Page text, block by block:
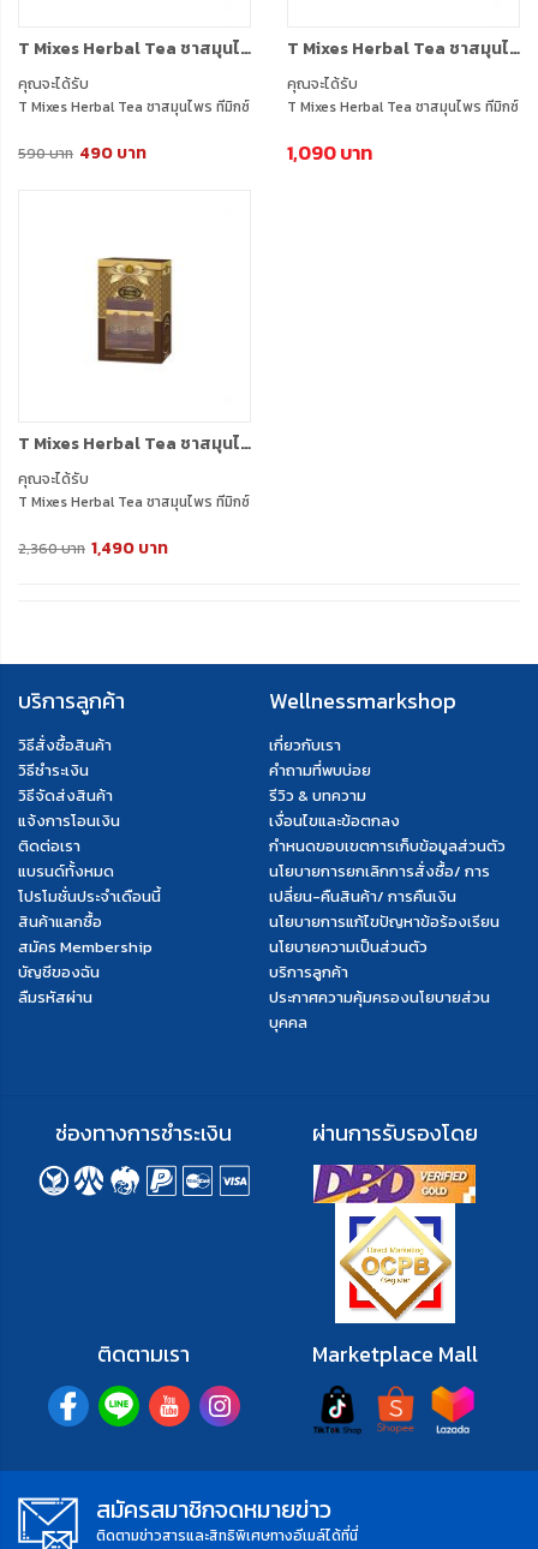
T Mixes Herbal Tea ชาสมุนไพร ทีมิกซ์ (10ซอง) 1 กล่อง
คุณจะได้รับ
T Mixes Herbal Tea ชาสมุนไพร ทีมิกซ์
490 บาท
590 บาท
T Mixes Herbal Tea ชาสมุนไพร ทีมิกซ์ (10ซอง) 2 กล่อง + แถมกระบอกชงชา 1 อัน BOX SET
คุณจะได้รับ
T Mixes Herbal Tea ชาสมุนไพร ทีมิกซ์
1,090 บาท
T Mixes Herbal Tea ชาสมุนไพร ทีมิกซ์ (10ซอง) 3 กล่อง + แถมฟรี ชาสมุนไพร ทีมิกซ์ (10ซอง) 1 กล่อง BOX SET
คุณจะได้รับ
T Mixes Herbal Tea ชาสมุนไพร ทีมิกซ์
แถมฟรี T Mixes Herbal Tea (10ซอง)
1,490 บาท
2,360 บาท
บริการลูกค้า
วิธีสั่งซื้อสินค้า
วิธีชำระเงิน
วิธีจัดส่งสินค้า
แจ้งการโอนเงิน
ติดต่อเรา
แบรนด์ทั้งหมด
โปรโมชั่นประจำเดือนนี้
สินค้าแลกซื้อ
สมัคร Membership
บัญชีของฉัน
ลืมรหัสผ่าน
Wellnessmarkshop
เกี่ยวกับเรา
คำถามที่พบบ่อย
รีวิว & บทความ
เงื่อนไขและข้อตกลง
กำหนดขอบเขตการเก็บข้อมูลส่วนตัว
นโยบายการยกเลิกการสั่งซื้อ/ การ
เปลี่ยน-คืนสินค้า/ การคืนเงิน
นโยบายการแก้ไขปัญหาข้อร้องเรียน
นโยบายความเป็นส่วนตัว
บริการลูกค้า
ประกาศความคุ้มครองนโยบายส่วน
บุคคล
ติดตามเรา
ช่องทางการชำระเงิน ผ่านการรับรองโดย
Marketplace Mall
สมัครสมาชิกจดหมายข่าว
ติดตามข่าวสารและสิทธิพิเศษทางอีเมล์ได้ที่นี่